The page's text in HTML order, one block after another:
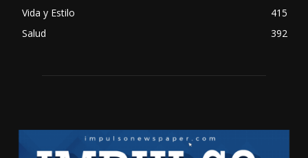
Vida y Estilo
415
Salud
392